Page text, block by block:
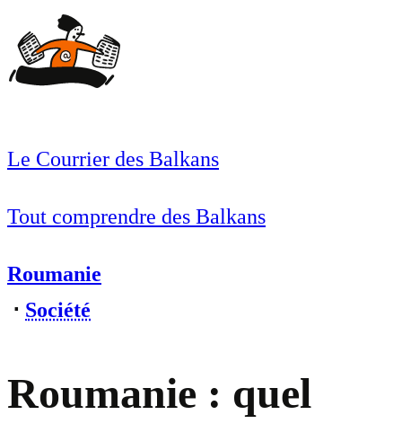
Le Courrier des Balkans
Tout comprendre des Balkans
Roumanie
⋅ Société
Roumanie : quel